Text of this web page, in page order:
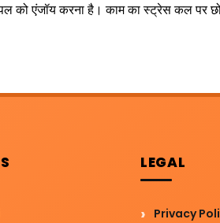
को एंजॉय करना है। काम का स्ट्रेस कल पर
LEGAL
Privacy